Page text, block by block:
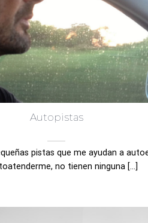
Autopistas
pistas que me ayudan a
no tienen ninguna [...]